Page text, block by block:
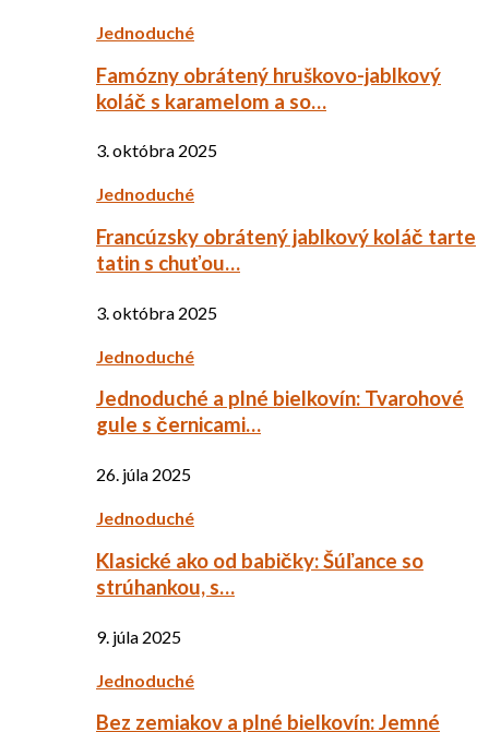
Jednoduché
Famózny obrátený hruškovo-jablkový
koláč s karamelom a so…
3. októbra 2025
Jednoduché
Francúzsky obrátený jablkový koláč tarte
tatin s chuťou…
3. októbra 2025
Jednoduché
Jednoduché a plné bielkovín: Tvarohové
gule s černicami…
26. júla 2025
Jednoduché
Klasické ako od babičky: Šúľance so
strúhankou, s…
9. júla 2025
Jednoduché
Bez zemiakov a plné bielkovín: Jemné